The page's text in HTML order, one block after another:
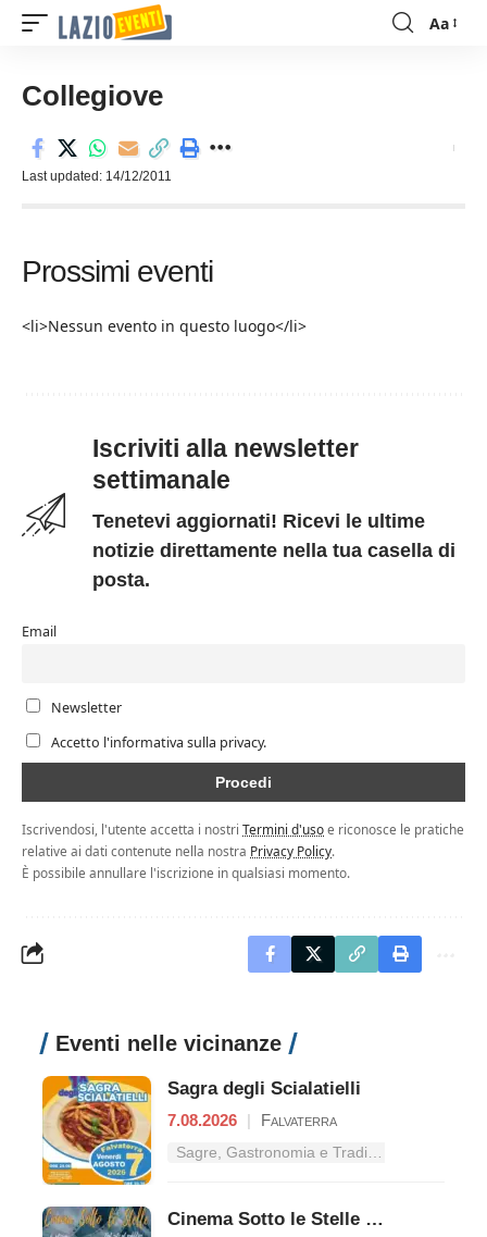
Font
Aa
Collegiove
Last updated: 14/12/2011
Prossimi eventi
<li>Nessun evento in questo luogo</li>
Iscriviti alla newsletter
settimanale
Tenetevi aggiornati! Ricevi le ultime
notizie direttamente nella tua casella di
posta.
Email
Newsletter
Accetto l'informativa sulla privacy.
Iscrivendosi, l'utente accetta i nostri Termini d'usoe riconosce le pratiche
relative ai dati contenute nella nostra Privacy Policy.
È possibile annullare l'iscrizione in qualsiasi momento.
Eventi nelle vicinanze
Sagra degli Scialatielli
7.08.2026 | Falvaterra
Cinema Sotto le Stelle – Dal mito al pubblico